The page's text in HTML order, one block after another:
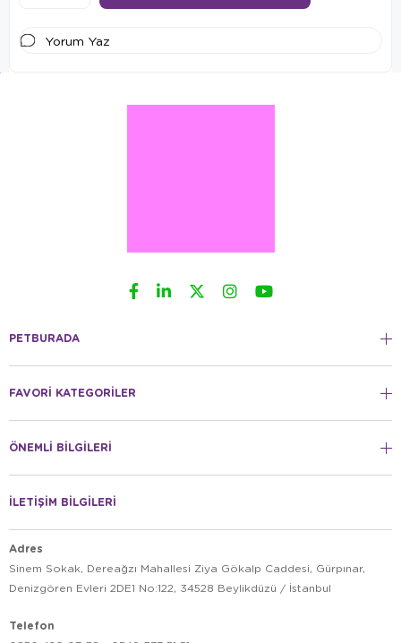
Yorum Yaz
PETBURADA
FAVORİ KATEGORİLER
ÖNEMLİ BİLGİLERİ
İLETİŞİM BİLGİLERİ
Adres
Sinem Sokak, Dereağzı Mahallesi Ziya Gökalp Caddesi, Gürpınar,
Denizgören Evleri 2DE1 No:122, 34528 Beylikdüzü / İstanbul
Telefon